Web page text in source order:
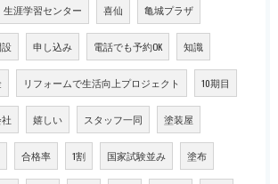
生涯学習センター 喜仙 亀城プラザ
申し込み 電話でも予約OK 知識
リフォームで生活向上プロジェクト 10期目
嬉しい スタッフ一同 塗装屋
合格率 1割 国家試験並み 塗布